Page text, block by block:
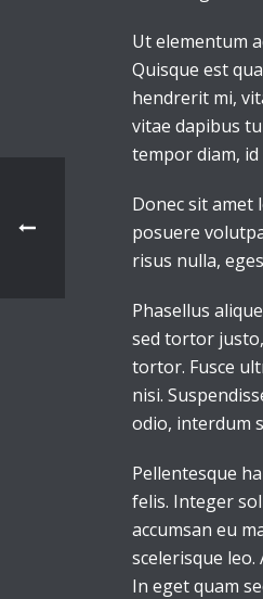
Ut elementum
Quisque est
hendrerit mi,
vitae dapibus
tempor diam, id
Donec sit amet
posuere
risus nulla,
Phasellus
sed tortor
tortor. Fusce
nisi.
odio, interdum
Pellentesque
felis. Integer
accumsan eu
scelerisque
In eget quam